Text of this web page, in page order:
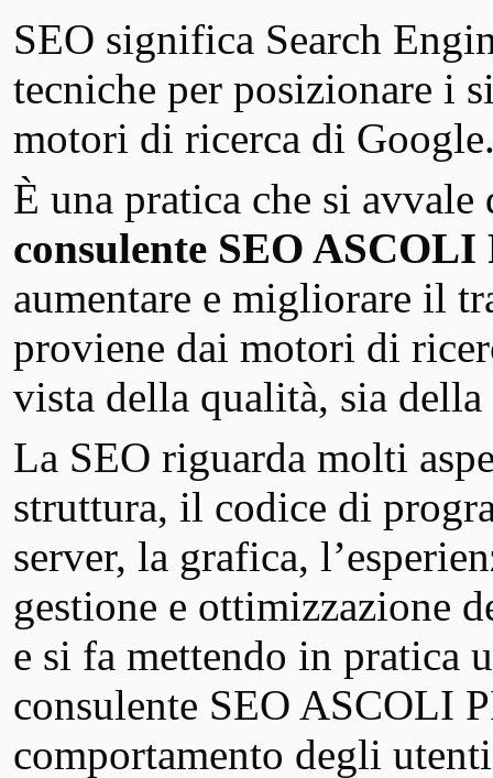
SEO significa Search
tecniche per posizionare i
motori di ricerca di
È una pratica che si
consulente SEO
aumentare e migliorare il
proviene dai motori di
vista della qualità, sia
La SEO riguarda molti
struttura, il codice di
server, la grafica,
gestione e ottimizzazione
e si fa mettendo in pratica
consulente SEO ASCOLI
comportamento degli